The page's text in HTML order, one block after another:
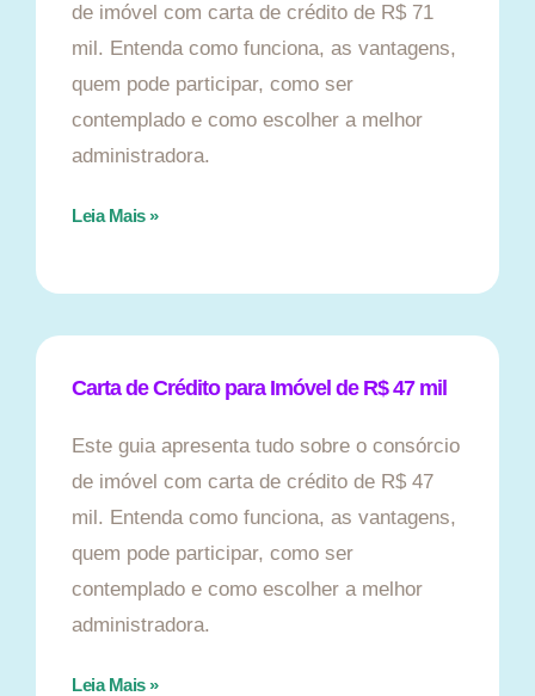
de imóvel com carta de crédito de R$ 71
mil. Entenda como funciona, as vantagens,
quem pode participar, como ser
contemplado e como escolher a melhor
administradora.
Leia Mais »
Carta de Crédito para Imóvel de R$ 47 mil
Este guia apresenta tudo sobre o consórcio
de imóvel com carta de crédito de R$ 47
mil. Entenda como funciona, as vantagens,
quem pode participar, como ser
contemplado e como escolher a melhor
administradora.
Leia Mais »